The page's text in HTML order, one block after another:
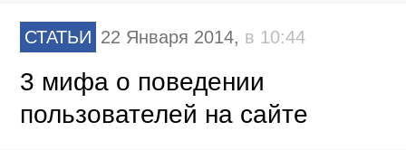
СТАТЬИ 22 Января 2014, в 10:44
3 мифа о поведении
пользователей на сайте